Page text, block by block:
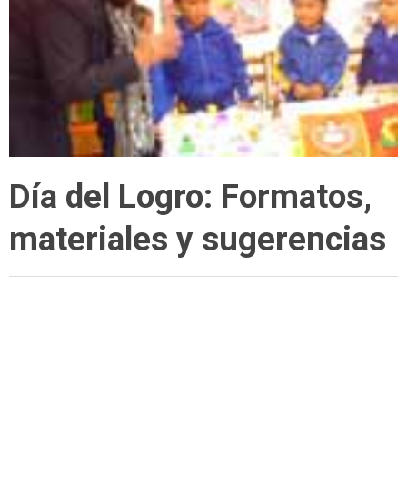
Día del Logro: Formatos,
materiales y sugerencias